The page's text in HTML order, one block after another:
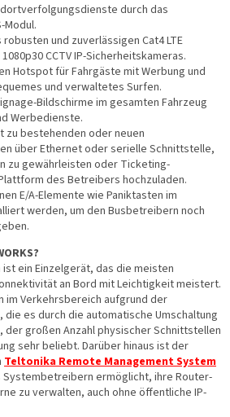
durch das
Modul.
und zuverlässigen Cat4 LTE
CCTV IP-Sicherheitskameras.
Hotspot für Fahrgäste mit Werbung und
und verwaltetes Surfen.
Bildschirme im gesamten Fahrzeug
Werbedienste.
zu bestehenden oder neuen
über Ethernet oder serielle Schnittstelle,
zu gewährleisten oder Ticketing-
des Betreibers hochzuladen.
E/A-Elemente wie Paniktasten im
werden, um den Busbetreibern noch
ein Einzelgerät, das die meisten
an Bord mit Leichtigkeit meistert.
im Verkehrsbereich aufgrund der
die es durch die automatische Umschaltung
der großen Anzahl physischer Schnittstellen
sehr beliebt. Darüber hinaus ist der
Teltonika Remote Management System
ermöglicht, ihre Router-
zu verwalten, auch ohne öffentliche IP-